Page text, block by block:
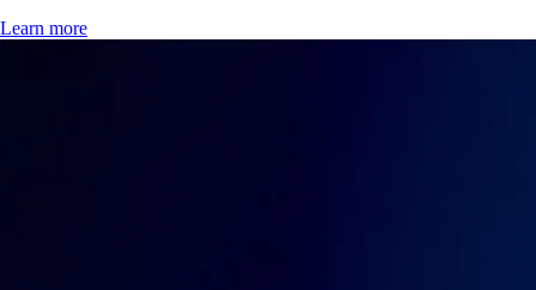
Learn more